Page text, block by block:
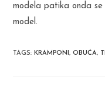
modela patika onda
model.
TAGS: KRAMPONI, OBUĆA,